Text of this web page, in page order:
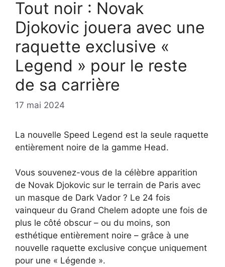
Tout noir : Novak
Djokovic jouera avec une
raquette exclusive «
Legend » pour le reste
de sa carrière
17 mai 2024
La nouvelle Speed ​​Legend est la seule raquette
entièrement noire de la gamme Head.
Vous souvenez-vous de la célèbre apparition
de Novak Djokovic sur le terrain de Paris avec
un masque de Dark Vador ? Le 24 fois
vainqueur du Grand Chelem adopte une fois de
plus le côté obscur – ou du moins, son
esthétique entièrement noire – grâce à une
nouvelle raquette exclusive conçue uniquement
pour une « Légende ».